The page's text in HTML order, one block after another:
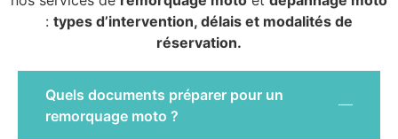
: types d’intervention, délais et modalités de
réservation.
Quels documents préparer pour un
remorquage moto ?